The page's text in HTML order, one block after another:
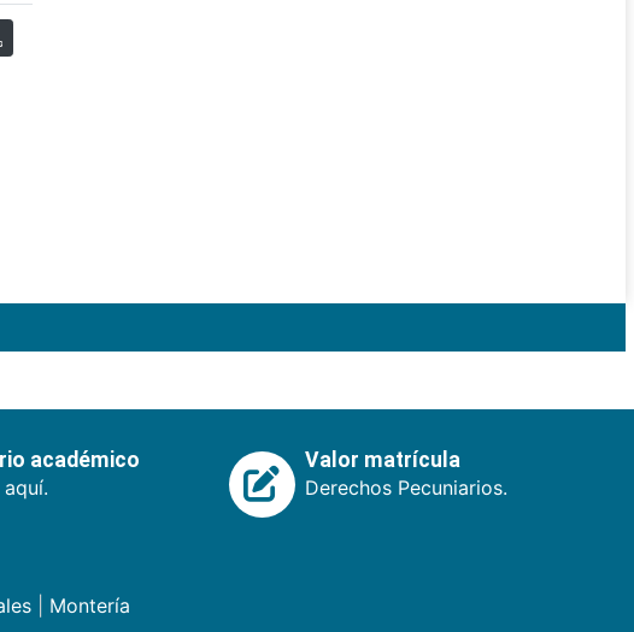
académico
Valor matrícula
Derechos Pecuniarios.
| Montería